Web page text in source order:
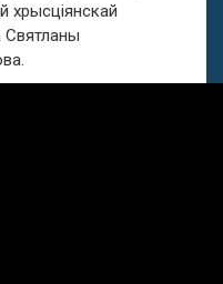
хрысціянскай
Святланы